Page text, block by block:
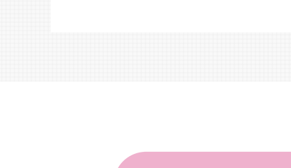
【特集】解禁から１年 外国人訪問介護